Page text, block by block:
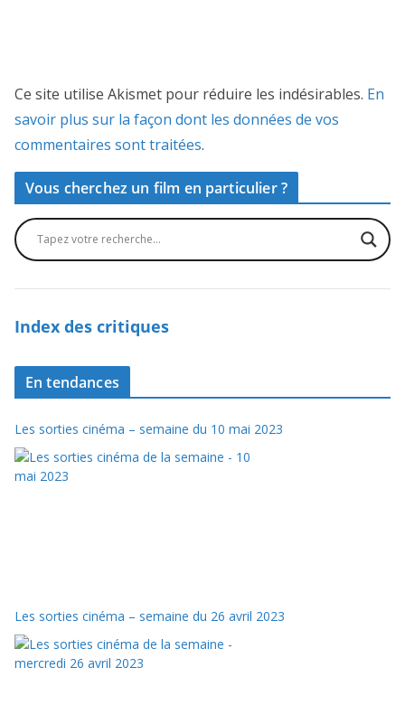
Ce site utilise Akismet pour réduire les indésirables. En
savoir plus sur la façon dont les données de vos
commentaires sont traitées.
Vous cherchez un film en particulier ?
Index des critiques
En tendances
Les sorties cinéma – semaine du 10 mai 2023
Les sorties cinéma – semaine du 26 avril 2023